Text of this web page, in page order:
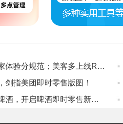
早报：抖音升级商家体验分规范；美客多上线RFC一致性AI自查工具
剑指美团即时零售版图！
淘宝闪购携手华润啤酒，开启啤酒即时零售新时代！